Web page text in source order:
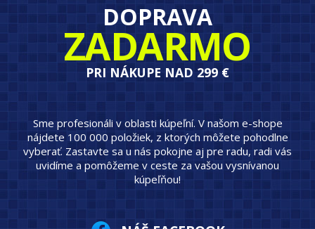
DOPRAVA
ZADARMO
PRI NÁKUPE NAD 299 €
Sme profesionáli v oblasti kúpeľní. V našom e-shope
nájdete 100 000 položiek, z ktorých môžete pohodlne
vyberať. Zastavte sa u nás pokojne aj pre radu, radi vás
uvidíme a pomôžeme v ceste za vašou vysnívanou
kúpeľňou!